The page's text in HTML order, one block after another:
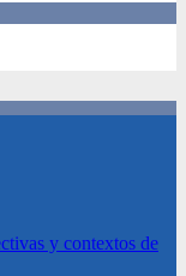
y contextos de